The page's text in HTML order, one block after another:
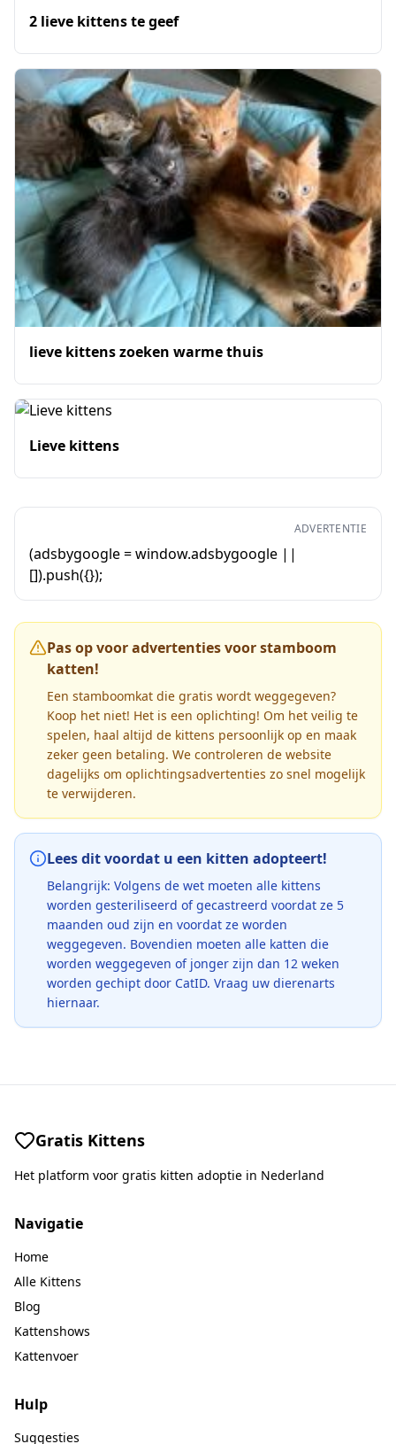
2 lieve kittens te geef
lieve kittens zoeken warme thuis
Lieve kittens
ADVERTENTIE
(adsbygoogle = window.adsbygoogle ||
[]).push({});
Pas op voor advertenties voor stamboom
katten!
Een stamboomkat die gratis wordt weggegeven?
Koop het niet! Het is een oplichting! Om het veilig te
spelen, haal altijd de kittens persoonlijk op en maak
zeker geen betaling. We controleren de website
dagelijks om oplichtingsadvertenties zo snel mogelijk
te verwijderen.
Lees dit voordat u een kitten adopteert!
Belangrijk: Volgens de wet moeten alle kittens
worden gesteriliseerd of gecastreerd voordat ze 5
maanden oud zijn en voordat ze worden
weggegeven. Bovendien moeten alle katten die
worden weggegeven of jonger zijn dan 12 weken
worden gechipt door CatID. Vraag uw dierenarts
hiernaar.
Gratis Kittens
Het platform voor gratis kitten adoptie in Nederland
Navigatie
Home
Alle Kittens
Blog
Kattenshows
Kattenvoer
Hulp
Suggesties